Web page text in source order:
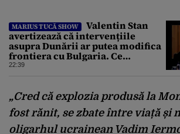
MARIUS TUCĂ SHOW
Valentin Stan
avertizează că intervențiile
asupra Dunării ar putea modifica
frontiera cu Bulgaria. Ce
argumente aduce profesorul?
22:39
„Cred că explozia produsă la
fost rănit, se zbate între viață și
oligarhul ucrainean Vadim